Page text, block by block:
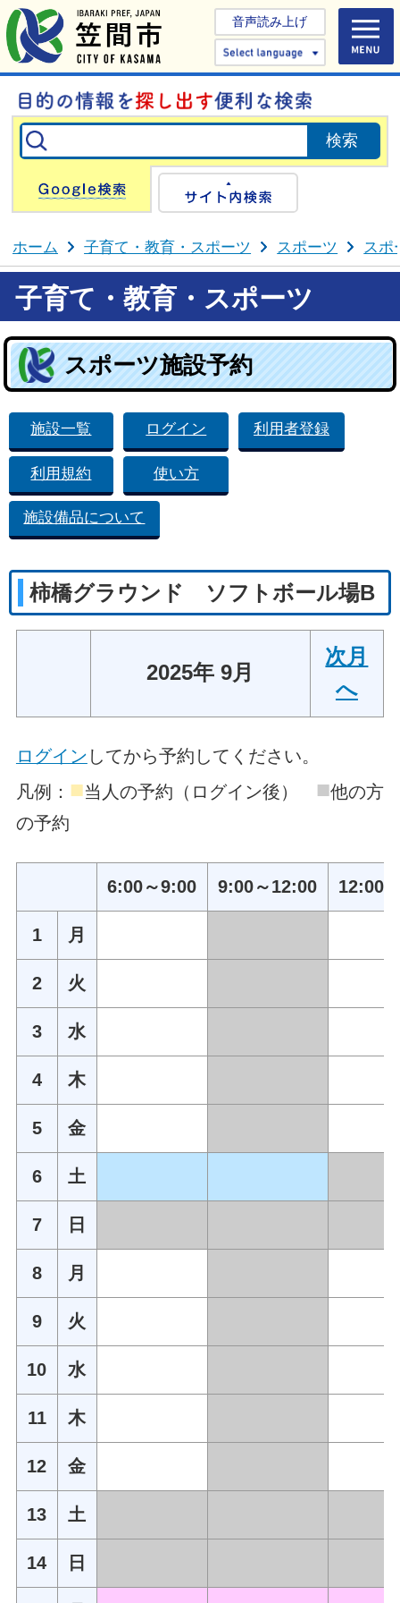
音声読み上げ
Select
Google検索
ホーム 子育て・教育・スポーツ スポーツ スポ
子育て・教育・スポーツ
スポーツ施設予約
施設一覧 ログイン 利用者登録
利用規約 使い方
施設備品について
柿橋グラウンド ソフトボール場B
2025年 9月
次月
へ
ログイン してから予約してください。
凡例： ■当人の予約（ログイン後） ■他の方
の予約
6:00～9:00 9:00～12:00 12:00
1 月
2 火
3 水
4 木
5 金
6 土
7 日
8 月
9 火
10 水
11 木
12 金
13 土
14 日